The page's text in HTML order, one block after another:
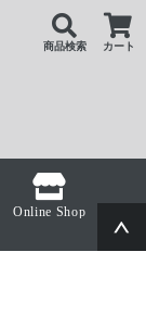
商品検索 カート
Online Shop